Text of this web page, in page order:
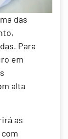
das
Para
em
alta
as